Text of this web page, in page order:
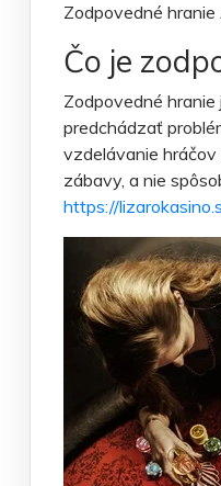
Zodpovedné
Čo je
Zodpovedné
predchádzať
vzdelávanie hráčov
zábavy, a nie
https://